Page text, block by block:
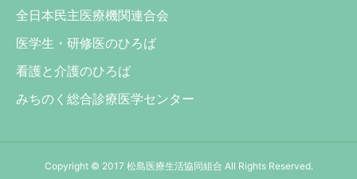
全日本民主医療機関連合会
医学生・研修医のひろば
看護と介護のひろば
みちのく総合診療医学センター
Copyright © 2017 松島医療生活協同組合 All Rights Reserved.